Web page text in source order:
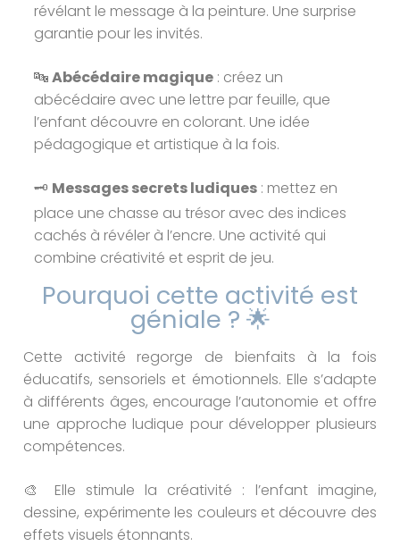
révélant le message à la peinture. Une surprise
garantie pour les invités.
🔤Abécédaire magique: créez un
abécédaire avec une lettre par feuille, que
l’enfant découvre en colorant. Une idée
pédagogique et artistique à la fois.
🗝️ Messages secrets ludiques: mettez en
place une chasse au trésor avec des indices
cachés à révéler à l’encre. Une activité qui
combine créativité et esprit de jeu.
Pourquoi cette activité est
géniale ? 🌟
Cette activité regorge de bienfaits à la fois
éducatifs, sensoriels et émotionnels. Elle s’adapte
à différents âges, encourage l’autonomie et offre
une approche ludique pour développer plusieurs
compétences.
🎨 Elle stimule la créativité : l’enfant imagine,
dessine, expérimente les couleurs et découvre des
effets visuels étonnants.